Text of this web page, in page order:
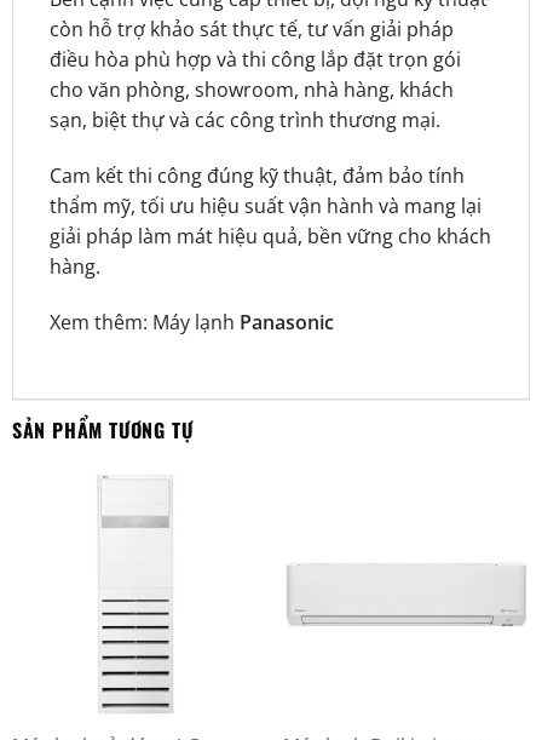
còn hỗ trợ khảo sát thực tế, tư vấn giải pháp
điều hòa phù hợp và thi công lắp đặt trọn gói
cho văn phòng, showroom, nhà hàng, khách
sạn, biệt thự và các công trình thương mại.
Cam kết thi công đúng kỹ thuật, đảm bảo tính
thẩm mỹ, tối ưu hiệu suất vận hành và mang lại
giải pháp làm mát hiệu quả, bền vững cho khách
hàng.
Xem thêm: Máy lạnh Panasonic
SẢN PHẨM TƯƠNG TỰ